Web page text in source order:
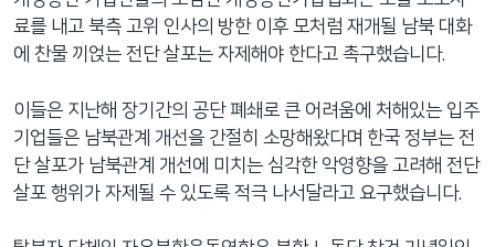
로
이
료를 내고 북측 고위 인사의 방한 이후 모처럼 재개될 남북 대화
에 찬물 끼얹는 전단 살포는 자제해야 한다고 촉구했습니다.
이들은 지난해 장기간의 공단 폐쇄로 큰 어려움에 처해있는 입주
기업들은 남북관계 개선을 간절히 소망해왔다며 한국 정부는 전
단 살포가 남북관계 개선에 미치는 심각한 악영향을 고려해 전단
살포 행위가 자제될 수 있도록 적극 나서달라고 요구했습니다.